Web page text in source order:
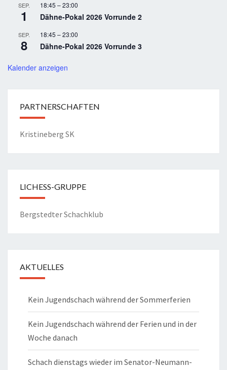
SEP.
1
18:45 –23:00
Dähne-Pokal 2026 Vorrunde 2
SEP.
8
18:45 –23:00
Dähne-Pokal 2026 Vorrunde 3
Kalender anzeigen
PARTNERSCHAFTEN
Kristineberg SK
LICHESS-GRUPPE
Bergstedter Schachklub
AKTUELLES
Kein Jugendschach während der Sommerferien
Kein Jugendschach während der Ferien und in der
Woche danach
Schach dienstags wieder im Senator-Neumann-